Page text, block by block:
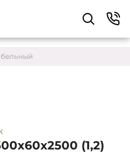
(1,2)
и требования к
варианты по цене,
доставку.